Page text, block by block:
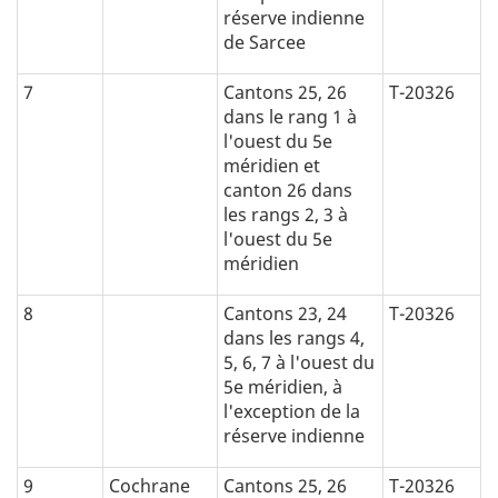
réserve indienne
de Sarcee
7
Cantons 25, 26
dans le rang 1 à
l'ouest du 5e
méridien et
canton 26 dans
les rangs 2, 3 à
l'ouest du 5e
méridien
T-20326
8
Cantons 23, 24
dans les rangs 4,
5, 6, 7 à l'ouest du
5e méridien, à
l'exception de la
réserve indienne
T-20326
9 Cochrane Cantons 25, 26 T-20326